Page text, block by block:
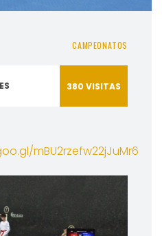
CAMPEONATOS
380 VISITAS
mBU2rzefw22jJuMr6